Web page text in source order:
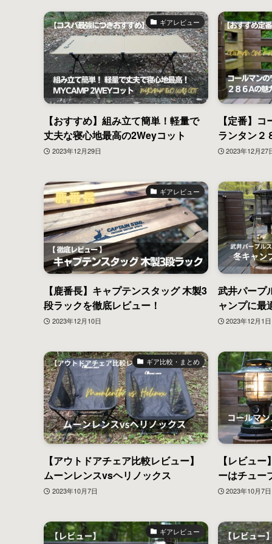
ギアレビュー
【おすすめ】組み立て簡単！軽量で
丈夫な寝心地最高の2Weyコット
2023年12月29日
【定番】
ランタン２
2023年12月27
ギアレビュー
【鹿番長】キャプテンスタッグ 木製3
段ラックを徹底レビュー！
2023年12月10日
武井パープ
ャンプに最
2023年12月1日
ギア比較・まとめ
【アウトドアチェア比較レビュー】
ムーンレンスvsヘリノックス
2023年10月7日
【レビュ
ーはチュー
2023年10月7日
ギアレビュー